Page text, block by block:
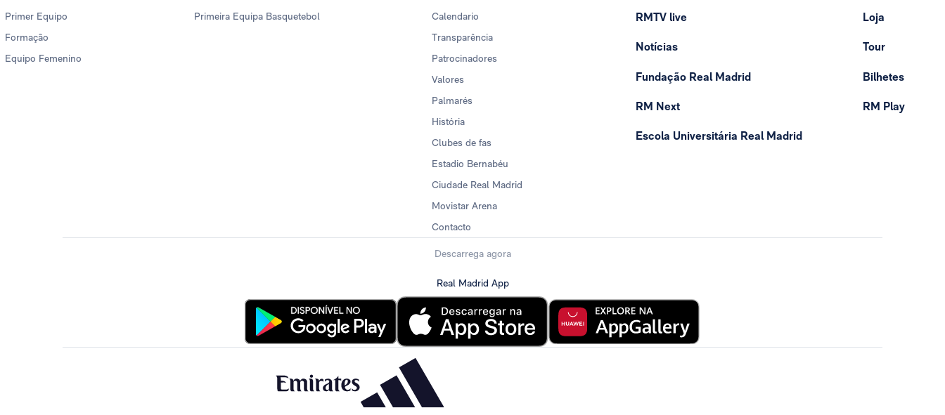
Primer Equipo
Formação
Equipo Femenino
Primeira Equipa Basquetebol
Calendario
Transparência
Patrocinadores
Valores
Palmarés
História
Clubes de fas
Estadio Bernabéu
Ciudade Real Madrid
Movistar Arena
Contacto
RMTV live
Notícias
Fundação Real Madrid
RM Next
Escola Universitária Real Madrid
Loja
Tour
Bilhetes
RM Play
Descarrega agora
Real Madrid App